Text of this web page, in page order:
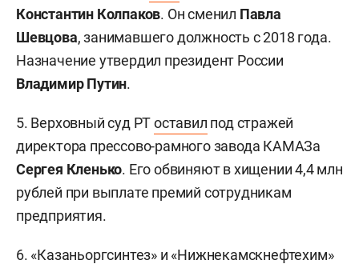
Константин Колпаков. Он сменил Павла
Шевцова, занимавшего должность с 2018 года.
Назначение утвердил президент России
Владимир Путин.
5. Верховный суд РТоставил под стражей
директора прессово-рамного завода КАМАЗа
Сергея Кленько. Его обвиняют в хищении 4,4 млн
рублей при выплате премий сотрудникам
предприятия.
6. «Казаньоргсинтез» и «Нижнекамскнефтехим»